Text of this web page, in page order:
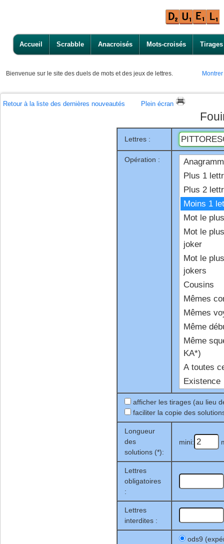
Accueil Scrabble Anacroisés Mots-croisés Tirages
Bienvenue sur le site des duels de mots et des jeux de lettres.
Retour à la liste des dernières nouveautés Plein écran
Lettres :
Opération :
Plus 1
Plus 2
Moins 1
Mot le
Mot le
joker
Mot le
jokers
Cousins
Mêmes
Mêmes
Même
Même
KA*)
A toutes
Existence
afficher les tirages (au lieu
faciliter la copie des
Longueur
des
solutions (*):
mini:
Lettres
obligatoires
:
Lettres
interdites :
ods9